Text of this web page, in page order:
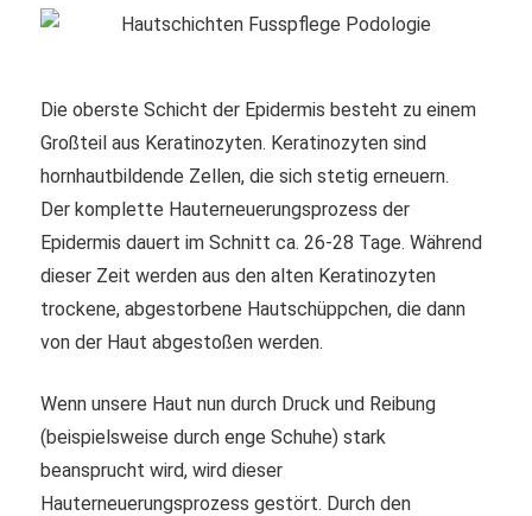
Die oberste Schicht der Epidermis besteht zu einem
Großteil aus Keratinozyten. Keratinozyten sind
hornhautbildende Zellen, die sich stetig erneuern.
Der komplette Hauterneuerungsprozess der
Epidermis dauert im Schnitt ca. 26-28 Tage. Während
dieser Zeit werden aus den alten Keratinozyten
trockene, abgestorbene Hautschüppchen, die dann
von der Haut abgestoßen werden.
Wenn unsere Haut nun durch Druck und Reibung
(beispielsweise durch enge Schuhe) stark
beansprucht wird, wird dieser
Hauterneuerungsprozess gestört. Durch den